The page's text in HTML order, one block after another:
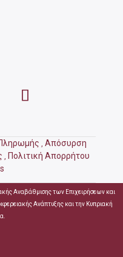
,Απόσυρση
Πολιτική Απορρήτου
Αναβάθμισης των Επιχειρήσεων και
Ανάπτυξης και την Κυπριακή